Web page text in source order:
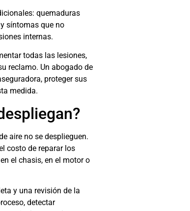
quemaduras
síntomas que no
internas.
todas las lesiones,
reclamo. Un abogado de
proteger sus
medida.
aire no se desplieguen.
costo de reparar los
el chasis, en el motor o
y una revisión de la
detectar